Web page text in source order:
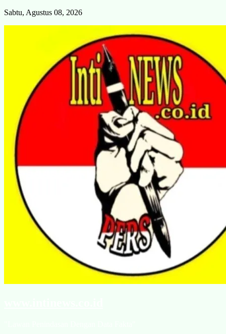
Skip
Sabtu, Agustus 08, 2026